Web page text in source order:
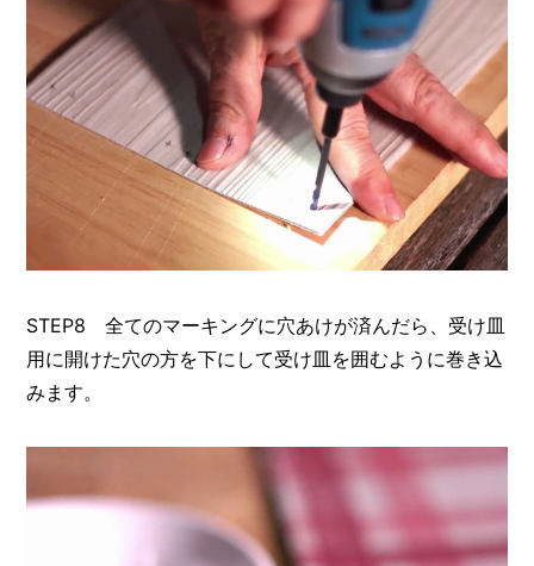
STEP8 全てのマーキングに穴あけが済んだら、受け皿
用に開けた穴の方を下にして受け皿を囲むように巻き込
みます。